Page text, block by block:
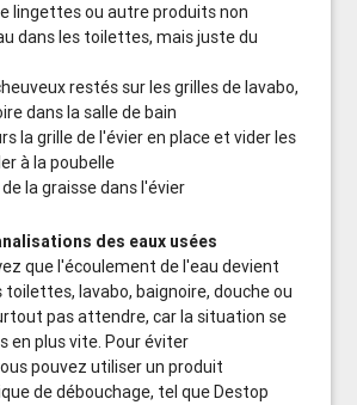
lingettes ou autre produits non
dans les toilettes, mais juste du
restés sur les grilles de lavabo,
dans la salle de bain
la grille de l'évier en place et vider les
à la poubelle
la graisse dans l'évier
des eaux usées
que l'écoulement de l'eau devient
toilettes, lavabo, baignoire, douche ou
pas attendre, car la situation se
en plus vite. Pour éviter
pouvez utiliser un produit
de débouchage, tel que Destop